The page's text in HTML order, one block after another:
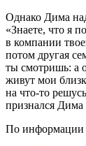
Однако Дима
«Знаете, что я
в компании
потом другая
ты смотришь: а
живут мои
на что-то
признался Дима
По информации